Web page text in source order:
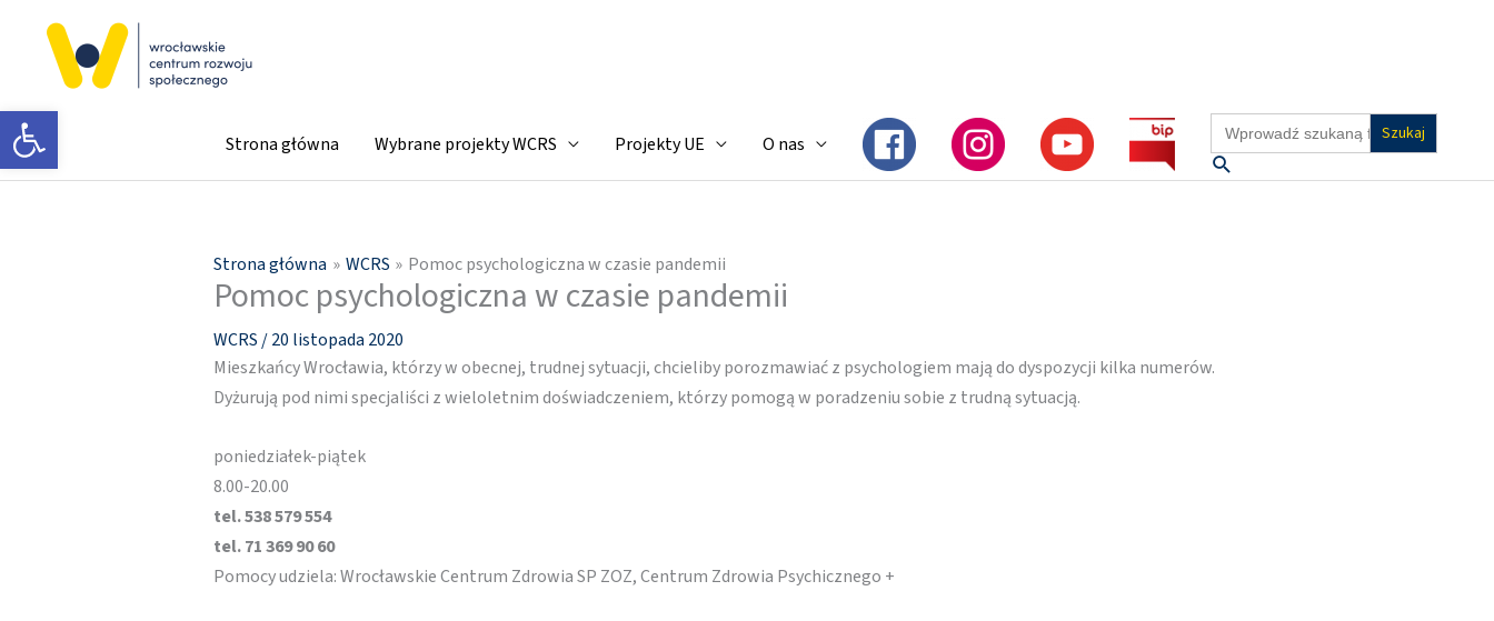
Otwórz pasek narzędzi Strona główna Wybrane projekty WCRS Projekty UE O nas
Search
for:
Szukaj
Strona główna WCRS Pomoc psychologiczna w czasie pandemii
Pomoc psychologiczna w czasie pandemii
WCRS /20 listopada 2020
Mieszkańcy Wrocławia, którzy w obecnej, trudnej sytuacji, chcieliby porozmawiać z psychologiem mają do dyspozycji kilka numerów.
Dyżurują pod nimi specjaliści z wieloletnim doświadczeniem, którzy pomogą w poradzeniu sobie z trudną sytuacją.
poniedziałek-piątek
8.00-20.00
tel. 538 579 554
tel. 71 369 90 60
Pomocy udziela: Wrocławskie Centrum Zdrowia SP ZOZ, Centrum Zdrowia Psychicznego +